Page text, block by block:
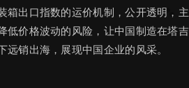
箱出口指数的运价机制，公开透明，
低价格波动的风险，让中国制造在塔
远销出海，展现中国企业的风采。